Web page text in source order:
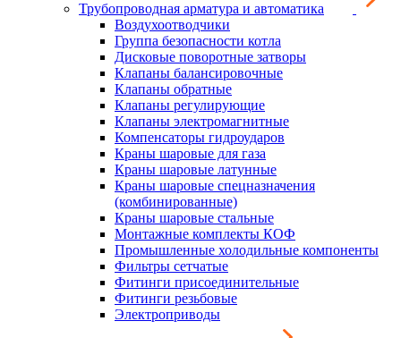
Трубопроводная арматура и автоматика
Воздухоотводчики
Группа безопасности котла
Дисковые поворотные затворы
Клапаны балансировочные
Клапаны обратные
Клапаны регулирующие
Клапаны электромагнитные
Компенсаторы гидроударов
Краны шаровые для газа
Краны шаровые латунные
Краны шаровые спецназначения
(комбинированные)
Краны шаровые стальные
Монтажные комплекты КОФ
Промышленные холодильные компоненты
Фильтры сетчатые
Фитинги присоединительные
Фитинги резьбовые
Электроприводы